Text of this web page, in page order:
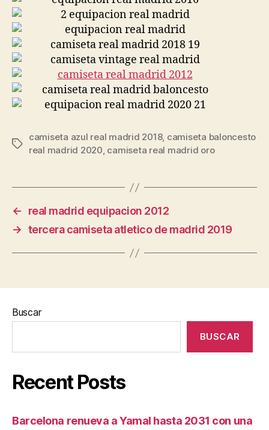
Etiquetas
camiseta azul real madrid 2018, camiseta baloncesto
real madrid 2020, camiseta real madrid oro
←
real madrid equipacion 2012
→ tercera camiseta atletico de madrid 2019
Buscar
BUSCAR
Recent Posts
Barcelona renueva a Yamal hasta 2031 con una